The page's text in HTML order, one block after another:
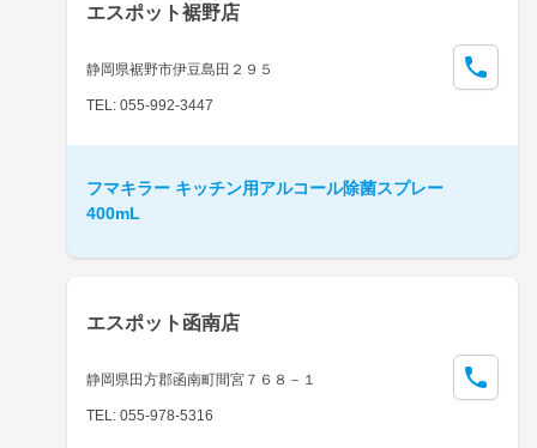
エスポット裾野店
静岡県裾野市伊豆島田２９５
TEL: 055-992-3447
フマキラー キッチン用アルコール除菌スプレー
400mL
エスポット函南店
静岡県田方郡函南町間宮７６８－１
TEL: 055-978-5316